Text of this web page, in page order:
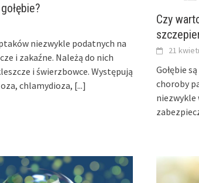
niezwykle podatnych na
i zakaźne. Należą do nich
i świerzbowce. Występują
chlamydioza, [...]
Czy
21
Gołębie
choroby